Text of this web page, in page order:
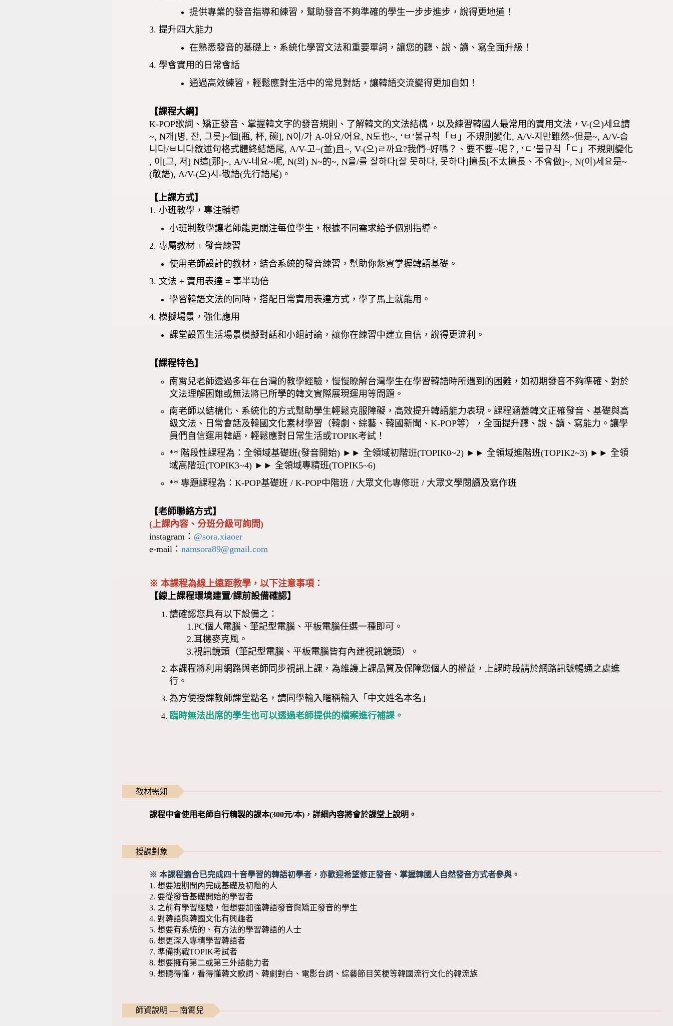
提供專業的發音指導和練習，幫助發音不夠準確的學生一步步進步，說得更地道！
3. 提升四大能力
在熟悉發音的基礎上，系統化學習文法和重要單詞，讓您的聽、說、讀、寫全面升級！
4. 學會實用的日常會話
通過高效練習，輕鬆應對生活中的常見對話，讓韓語交流變得更加自如！
【課程大綱】
K-POP歌詞、矯正發音、掌握韓文字的發音規則、了解韓文的文法結構，以及練習韓國人最常用的實用文法，V-(으)세요請
~, N개[병, 잔, 그릇]~個[瓶, 杯, 碗], N이/가 A-아요/어요, N도也~, ‘ㅂ’불규칙「ㅂ」不規則變化, A/V-지만雖然~但是~, A/V-습
니다/ㅂ니다敘述句格式體終結語尾, A/V-고~(並)且~, V-(으)ㄹ까요?我們~好嗎？、要不要~呢？, ‘ㄷ’불규칙「ㄷ」不規則變化
, 이[그, 저] N這[那]~, A/V-네요~呢, N(의) N~的~, N을/를 잘하다[잘 못하다, 못하다]擅長[不太擅長、不會做]~, N(이)세요是~
(敬語), A/V-(으)시-敬語(先行語尾)。
【上課方式】
1. 小班教學，專注輔導
小班制教學讓老師能更關注每位學生，根據不同需求給予個別指導。
2. 專屬教材 + 發音練習
使用老師設計的教材，結合系統的發音練習，幫助你紮實掌握韓語基礎。
3. 文法 + 實用表達 = 事半功倍
學習韓語文法的同時，搭配日常實用表達方式，學了馬上就能用。
4. 模擬場景，強化應用
課堂設置生活場景模擬對話和小組討論，讓你在練習中建立自信，說得更流利。
【課程特色】
南霄兒老師透過多年在台灣的教學經驗，慢慢瞭解台灣學生在學習韓語時所遇到的困難，如初期發音不夠準確、對於
文法理解困難或無法將已所學的韓文實際展現運用等問題。
南老師以結構化、系統化的方式幫助學生輕鬆克服障礙，高效提升韓語能力表現。課程涵蓋韓文正確發音、基礎與高
級文法、日常會話及韓國文化素材學習（韓劇、綜藝、韓國新聞、K-POP等），全面提升聽、說、讀、寫能力。讓學
員們自信運用韓語，輕鬆應對日常生活或TOPIK考試！
** 階段性課程為：全領域基礎班(發音開始) ►► 全領域初階班(TOPIK0~2) ►► 全領域進階班(TOPIK2~3) ►► 全領
域高階班(TOPIK3~4) ►► 全領域專精班(TOPIK5~6)
** 專題課程為：K-POP基礎班 / K-POP中階班 / 大眾文化專修班 / 大眾文學閱讀及寫作班
【老師聯絡方式】
(上課內容、分班分級可詢問)
instagram： @sora.xiaoer
e-mail：namsora89@gmail.com
※ 本課程為線上遠距教學，以下注意事項：
【線上課程環境建置/課前設備確認】
請確認您具有以下設備之：
1.PC個人電腦、筆記型電腦、平板電腦任選一種即可。
2.耳機麥克風。
3.視訊鏡頭（筆記型電腦、平板電腦皆有內建視訊鏡頭）。
本課程將利用網路與老師同步視訊上課，為維謢上課品質及保障您個人的權益，上課時段請於網路訊號暢通之處進
行。
為方便授課教師課堂點名，請同學輸入暱稱輸入「中文姓名本名」
臨時無法出席的學生也可以透過老師提供的檔案進行補課。
教材需知
課程中會使用老師自行精製的課本(300元/本)，詳細內容將會於課堂上說明。
授課對象
※ 本課程適合已完成四十音學習的韓語初學者，亦歡迎希望修正發音、掌握韓國人自然發音方式者參與。
1. 想要短期間內完成基礎及初階的人
2. 要從發音基礎開始的學習者
3. 之前有學習經驗，但想要加強韓語發音與矯正發音的學生
4. 對韓語與韓國文化有興趣者
5. 想要有系統的、有方法的學習韓語的人士
6. 想更深入專精學習韓語者
7. 準備挑戰TOPIK考試者
8. 想要擁有第二或第三外語能力者
9. 想聽得懂，看得懂韓文歌詞、韓劇對白、電影台詞、綜藝節目笑梗等韓國流行文化的韓流族
師資說明 — 南霄兒